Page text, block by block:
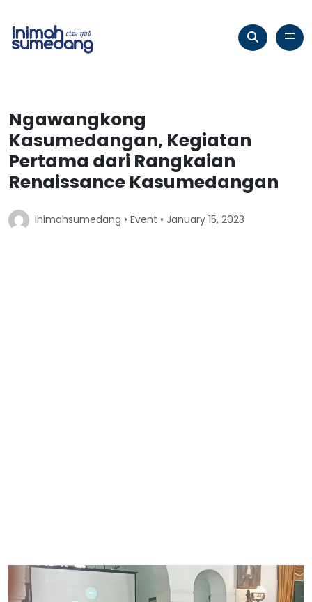
Ngawangkong
Kasumedangan, Kegiatan
Pertama dari Rangkaian
Renaissance Kasumedangan
inimahsumedang • Event • January 15, 2023